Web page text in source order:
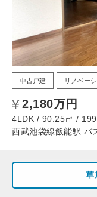
中古戸建 リノベー
2,180万円
4LDK / 90.25㎡ /
西武池袋線飯能駅 バ
草